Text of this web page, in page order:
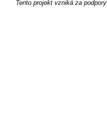
Tento projekt vzniká za podpory